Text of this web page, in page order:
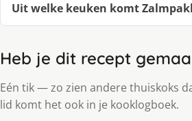
Uit welke keuken komt
Heb je dit recept
Eén tik — zo zien andere thuiskoks
lid komt het ook in je kooklogboek.